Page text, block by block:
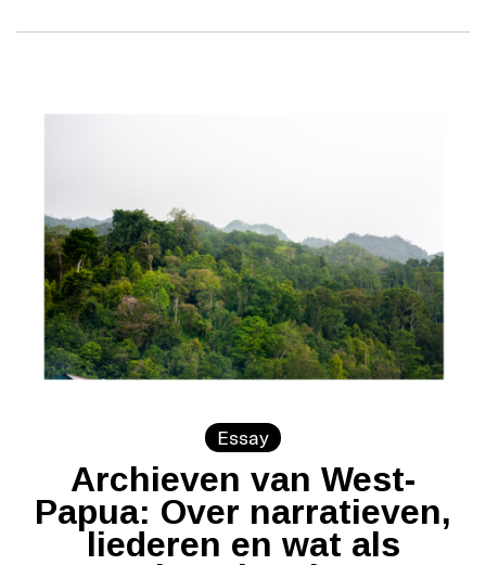
Essay
Archieven van West-
Papua: Over narratieven,
liederen en wat als